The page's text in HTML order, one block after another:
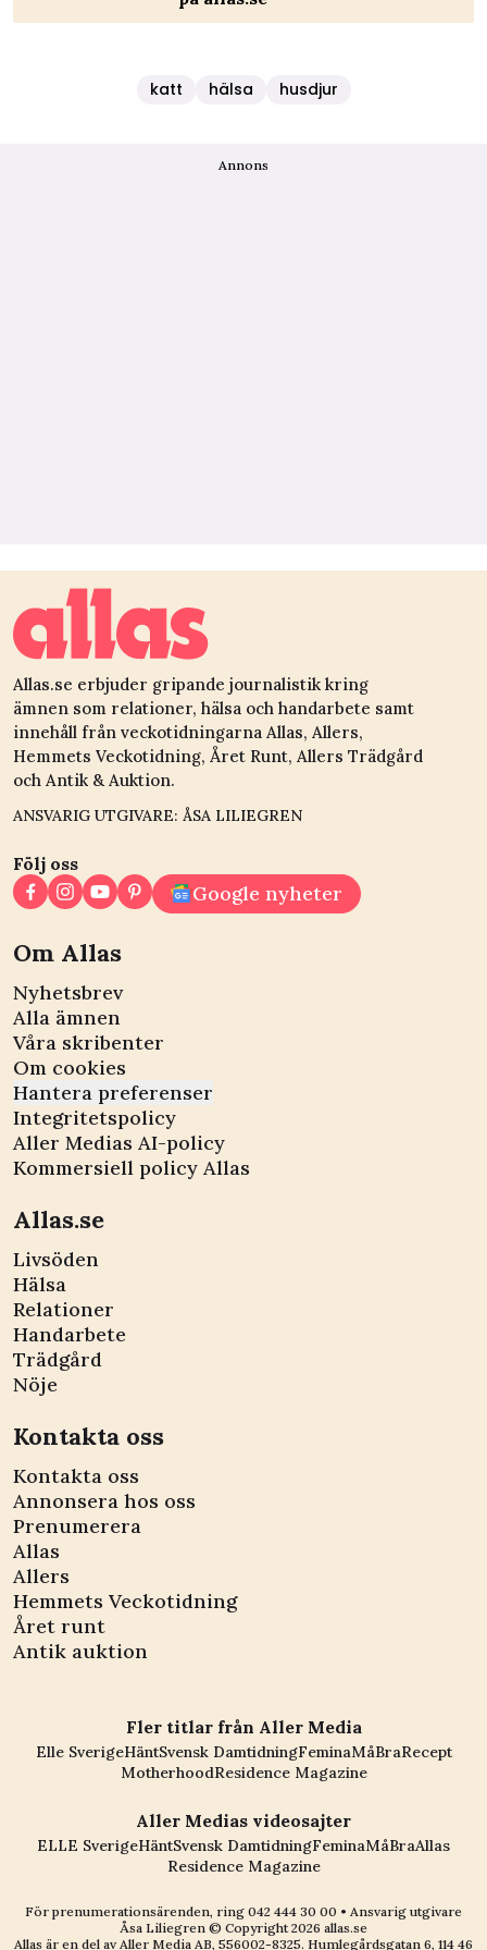
katt hälsa husdjur
Annons
Allas.se erbjuder gripande journalistik kring
ämnen som relationer, hälsa och handarbete samt
innehåll från veckotidningarna Allas, Allers,
Hemmets Veckotidning, Året Runt, Allers Trädgård
och Antik & Auktion.
ANSVARIG UTGIVARE: ÅSA LILIEGREN
Följ oss
Google nyheter
Om Allas
Nyhetsbrev
Alla ämnen
Våra skribenter
Om cookies
Hantera preferenser
Integritetspolicy
Aller Medias AI-policy
Kommersiell policy Allas
Allas.se
Livsöden
Hälsa
Relationer
Handarbete
Trädgård
Nöje
Kontakta oss
Kontakta oss
Annonsera hos oss
Prenumerera
Allas
Allers
Hemmets Veckotidning
Året runt
Antik auktion
Fler titlar från Aller Media
Elle SverigeHäntSvensk DamtidningFeminaMåBraRecept
MotherhoodResidence Magazine
Aller Medias videosajter
ELLE SverigeHäntSvensk DamtidningFeminaMåBraAllas
Residence Magazine
För prenumerationsärenden, ring 042 444 30 00 • Ansvarig utgivare
Åsa Liliegren © Copyright2026 allas.se
Allas är en del av Aller Media AB, 556002-8325. Humlegårdsgatan 6, 114 46